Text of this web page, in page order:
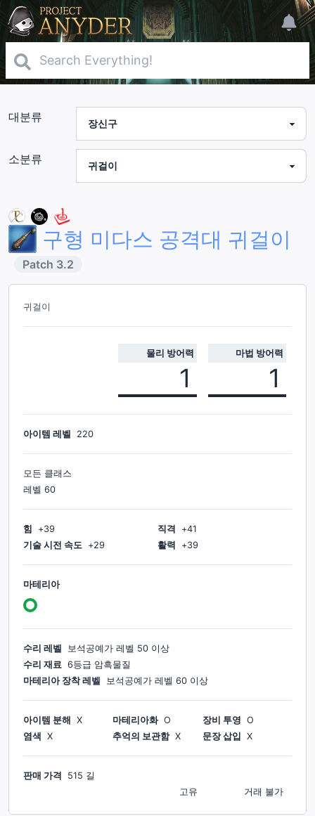
대분류
소분류
구형 미다스 공격대 귀걸이
Patch 3.2
귀걸이
물리 방어력
1
마법 방어력
1
아이템 레벨 220
모든 클래스
레벨 60
힘 +39 직격 +41
기술 시전 속도 +29 활력 +39
마테리아
수리 레벨 보석공예가 레벨 50 이상
수리 재료 6등급 암흑물질
마테리아 장착 레벨
보석공예가 레벨 60 이상
아이템 분해 X 마테리아화 O 장비 투영 O
염색
X 추억의 보관함 X 문장 삽입 X
판매 가격
515 길
거래 불가
고유